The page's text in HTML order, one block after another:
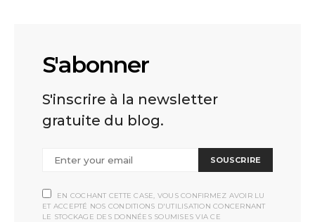
S'abonner
S'inscrire à la newsletter
gratuite du blog.
SOUSCRIRE
EN COCHANT CETTE CASE, VOUS CONFIRMEZ AVOIR LU
ET ACCEPTÉ NOS CONDITIONS D'UTILISATION CONCERNANT
LE STOCKAGE DES DONNÉES SOUMISES VIA CE